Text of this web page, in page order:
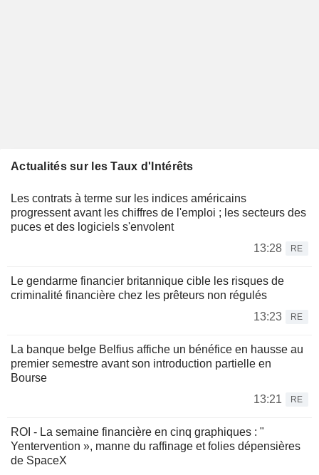
Actualités sur les Taux d'Intérêts
Les contrats à terme sur les indices américains
progressent avant les chiffres de l'emploi ; les secteurs des
puces et des logiciels s'envolent
13:28
RE
Le gendarme financier britannique cible les risques de
criminalité financière chez les prêteurs non régulés
13:23
RE
La banque belge Belfius affiche un bénéfice en hausse au
premier semestre avant son introduction partielle en
Bourse
13:21
RE
ROI - La semaine financière en cinq graphiques : "
Yentervention », manne du raffinage et folies dépensières
de SpaceX